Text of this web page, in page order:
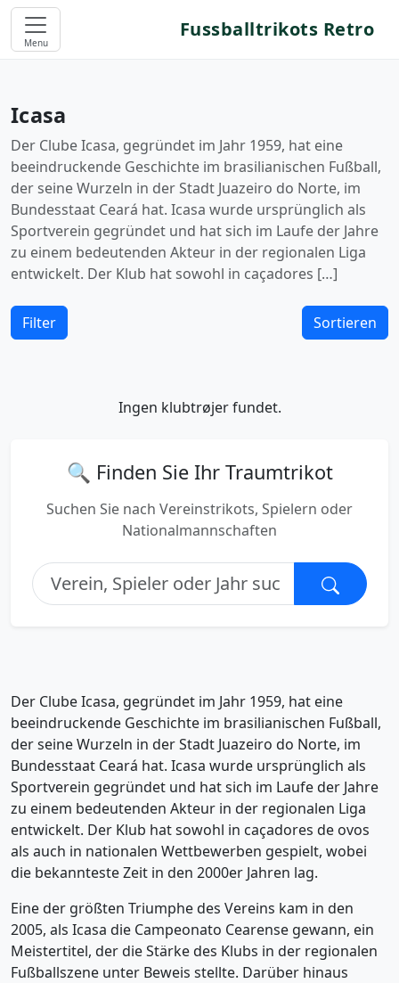
Menu
Fussballtrikots Retro
Icasa
Der Clube Icasa, gegründet im Jahr 1959, hat eine
beeindruckende Geschichte im brasilianischen Fußball,
der seine Wurzeln in der Stadt Juazeiro do Norte, im
Bundesstaat Ceará hat. Icasa wurde ursprünglich als
Sportverein gegründet und hat sich im Laufe der Jahre
zu einem bedeutenden Akteur in der regionalen Liga
entwickelt. Der Klub hat sowohl in caçadores […]
Filter Sortieren
Ingen klubtrøjer fundet.
🔍 Finden Sie Ihr Traumtrikot
Suchen Sie nach Vereinstrikots, Spielern oder
Nationalmannschaften
Der Clube Icasa, gegründet im Jahr 1959, hat eine
beeindruckende Geschichte im brasilianischen Fußball,
der seine Wurzeln in der Stadt Juazeiro do Norte, im
Bundesstaat Ceará hat. Icasa wurde ursprünglich als
Sportverein gegründet und hat sich im Laufe der Jahre
zu einem bedeutenden Akteur in der regionalen Liga
entwickelt. Der Klub hat sowohl in caçadores de ovos
als auch in nationalen Wettbewerben gespielt, wobei
die bekannteste Zeit in den 2000er Jahren lag.
Eine der größten Triumphe des Vereins kam in den
2005, als Icasa die Campeonato Cearense gewann, ein
Meistertitel, der die Stärke des Klubs in der regionalen
Fußballszene unter Beweis stellte. Darüber hinaus